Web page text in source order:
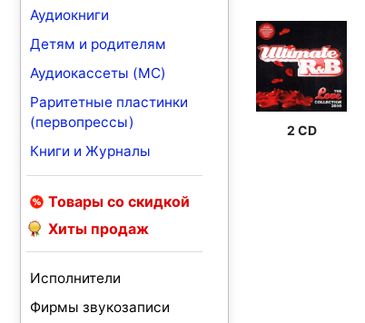
Аудиокниги
Детям и родителям
Аудиокассеты (MC)
Раритетные пластинки
(первопрессы)
Книги и Журналы
Товары со скидкой
Хиты продаж
Исполнители
Фирмы звукозаписи
2 CD